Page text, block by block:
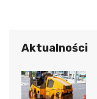
Aktualności